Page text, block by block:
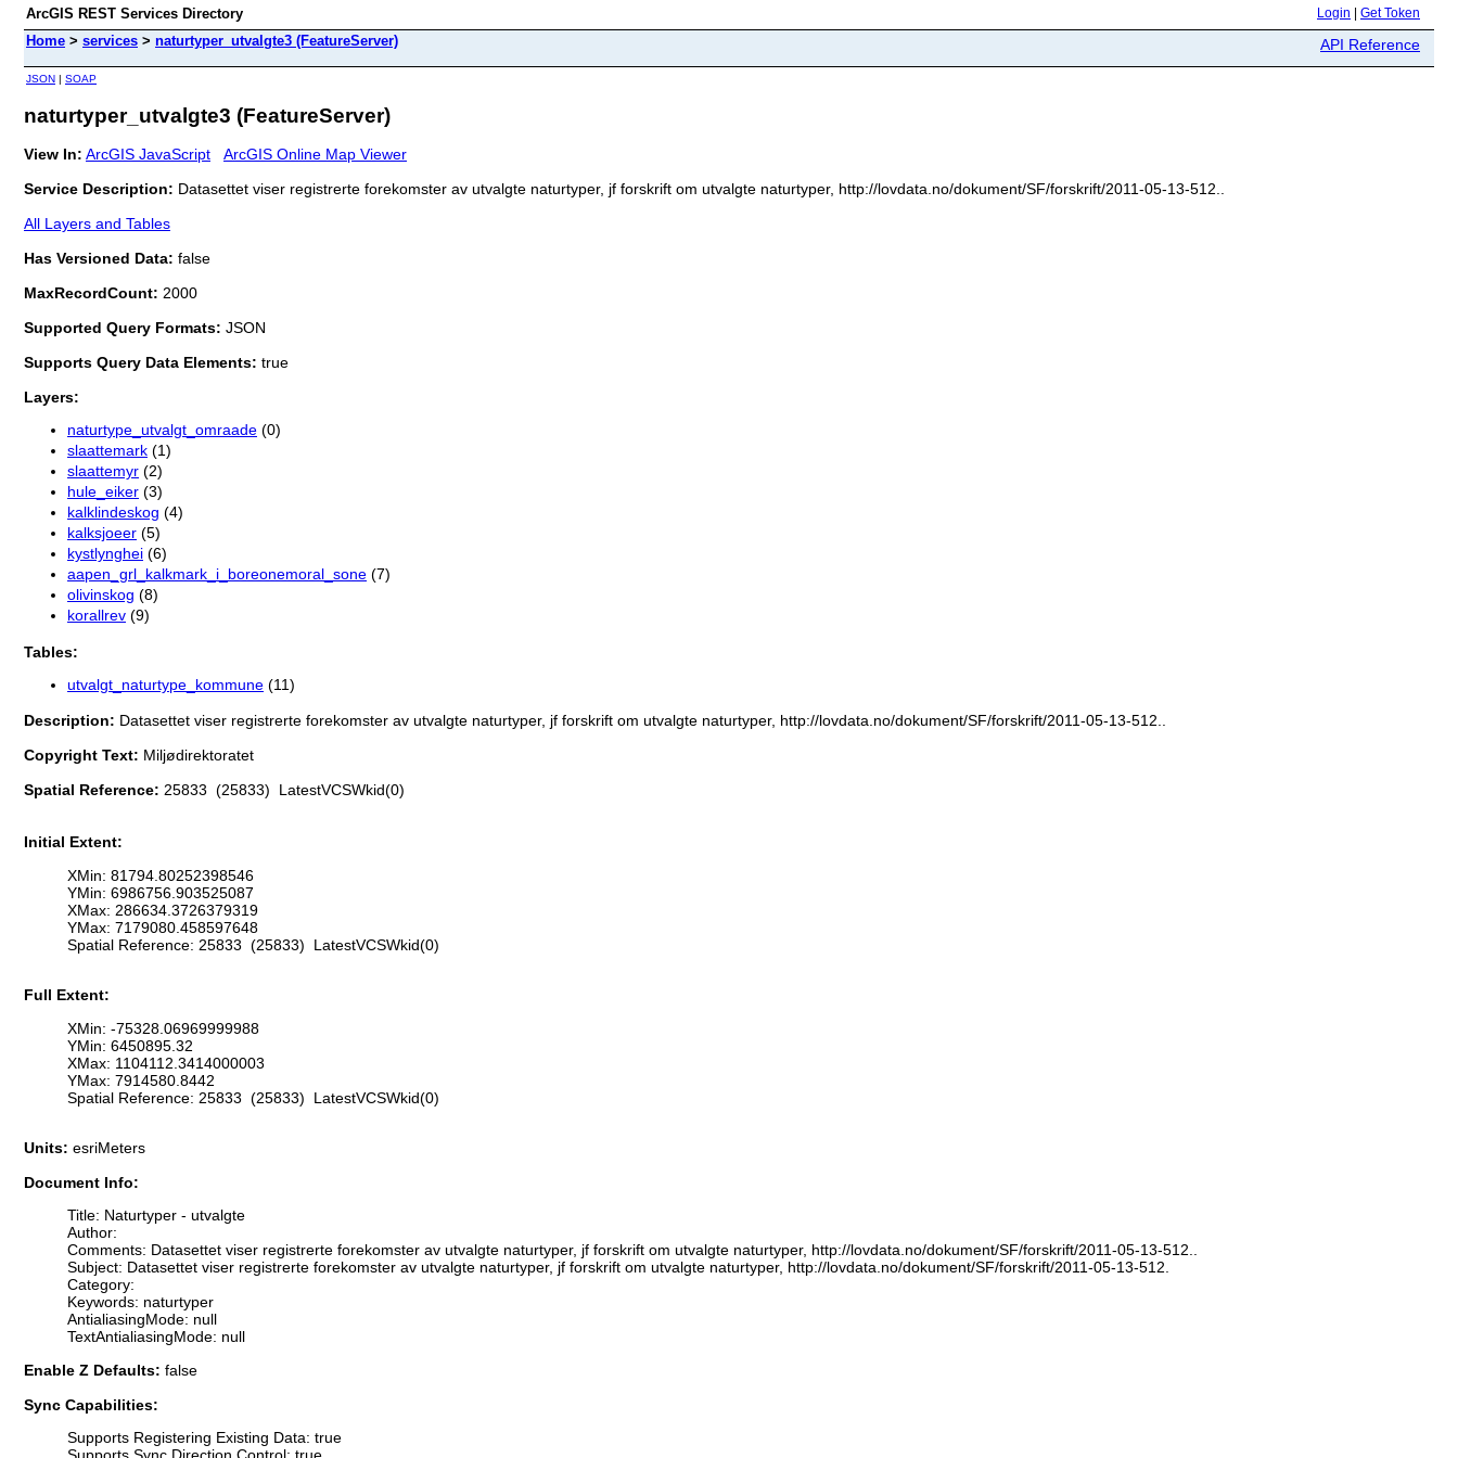
ArcGIS REST Services Directory Login Get Token
Home > services > naturtyper_utvalgte3 (FeatureServer) API Reference
JSON | SOAP
naturtyper_utvalgte3 (FeatureServer)
View In: ArcGIS JavaScript
ArcGIS Online Map Viewer
Service Description: Datasettet viser registrerte forekomster av utvalgte naturtyper, jf forskrift om utvalgte naturtyper, http://lovdata.no/dokument/SF/forskrift/2011-05-13-512..
All Layers and Tables
Has Versioned Data: false
MaxRecordCount: 2000
Supported Query Formats: JSON
Supports Query Data Elements: true
Layers:
naturtype_utvalgt_omraade (0)
slaattemark (1)
slaattemyr (2)
hule_eiker (3)
kalklindeskog (4)
kalksjoeer (5)
kystlynghei (6)
aapen_grl_kalkmark_i_boreonemoral_sone (7)
olivinskog (8)
korallrev (9)
Tables:
utvalgt_naturtype_kommune (11)
Description: Datasettet viser registrerte forekomster av utvalgte naturtyper, jf forskrift om utvalgte naturtyper, http://lovdata.no/dokument/SF/forskrift/2011-05-13-512..
Copyright Text: Miljødirektoratet
Spatial Reference: 25833 (25833) LatestVCSWkid(0)
Initial Extent:
XMin: 81794.80252398546
YMin: 6986756.903525087
XMax: 286634.3726379319
YMax: 7179080.458597648
Spatial Reference: 25833 (25833) LatestVCSWkid(0)
Full Extent:
XMin: -75328.06969999988
YMin: 6450895.32
XMax: 1104112.3414000003
YMax: 7914580.8442
Spatial Reference: 25833 (25833) LatestVCSWkid(0)
Units: esriMeters
Document Info:
Title: Naturtyper - utvalgte
Author:
Comments: Datasettet viser registrerte forekomster av utvalgte naturtyper, jf forskrift om utvalgte naturtyper, http://lovdata.no/dokument/SF/forskrift/2011-05-13-512..
Subject: Datasettet viser registrerte forekomster av utvalgte naturtyper, jf forskrift om utvalgte naturtyper, http://lovdata.no/dokument/SF/forskrift/2011-05-13-512.
Category:
Keywords: naturtyper
AntialiasingMode: null
TextAntialiasingMode: null
Enable Z Defaults: false
Sync Capabilities:
Supports Registering Existing Data: true